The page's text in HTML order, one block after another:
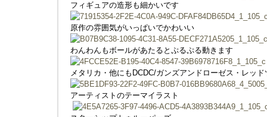
フィギュアの造形も細かいです
原作の雰囲気がいっぱいでかわいい
わんわんもボールがあたるとぷるぷる動きます
メタリカ・他にもDCDC/ガンズアンドローゼス・レッ
アーティストのテーマイラスト